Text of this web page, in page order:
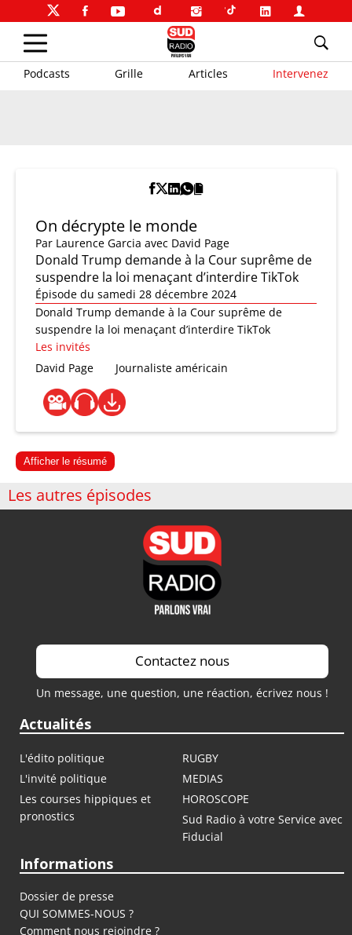
Podcasts Grille Articles Intervenez
On décrypte le monde
Par Laurence Garcia avec David Page
Donald Trump demande à la Cour suprême de
suspendre la loi menaçant d’interdire TikTok
Épisode du samedi 28 décembre 2024
Donald Trump demande à la Cour suprême de
suspendre la loi menaçant d’interdire TikTok
Les invités
David Page
Journaliste américain
Afficher le résumé
Les autres épisodes
Contactez nous
Un message, une question, une réaction, écrivez nous !
Actualités
L'édito politique
RUGBY
L'invité politique
MEDIAS
Les courses hippiques et
pronostics
HOROSCOPE
Sud Radio à votre Service avec
Fiducial
Informations
Dossier de presse
QUI SOMMES-NOUS ?
Comment nous rejoindre ?